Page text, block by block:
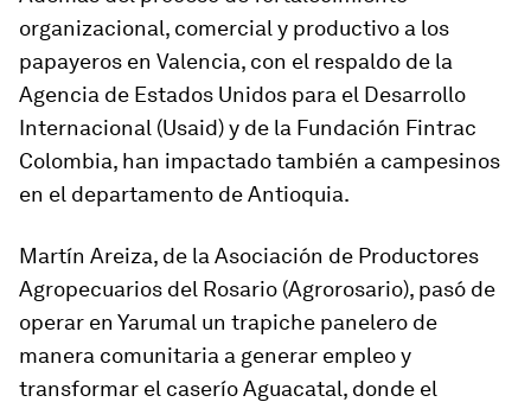
organizacional, comercial y productivo a los
papayeros en Valencia, con el respaldo de la
Agencia de Estados Unidos para el Desarrollo
Internacional (Usaid) y de la Fundación Fintrac
Colombia, han impactado también a campesinos
en el departamento de Antioquia.
Martín Areiza, de la Asociación de Productores
Agropecuarios del Rosario (Agrorosario), pasó de
operar en Yarumal un trapiche panelero de
manera comunitaria a generar empleo y
transformar el caserío Aguacatal, donde el